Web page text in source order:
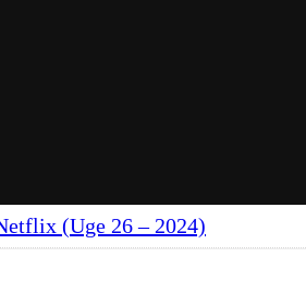
(Uge 26 – 2024)